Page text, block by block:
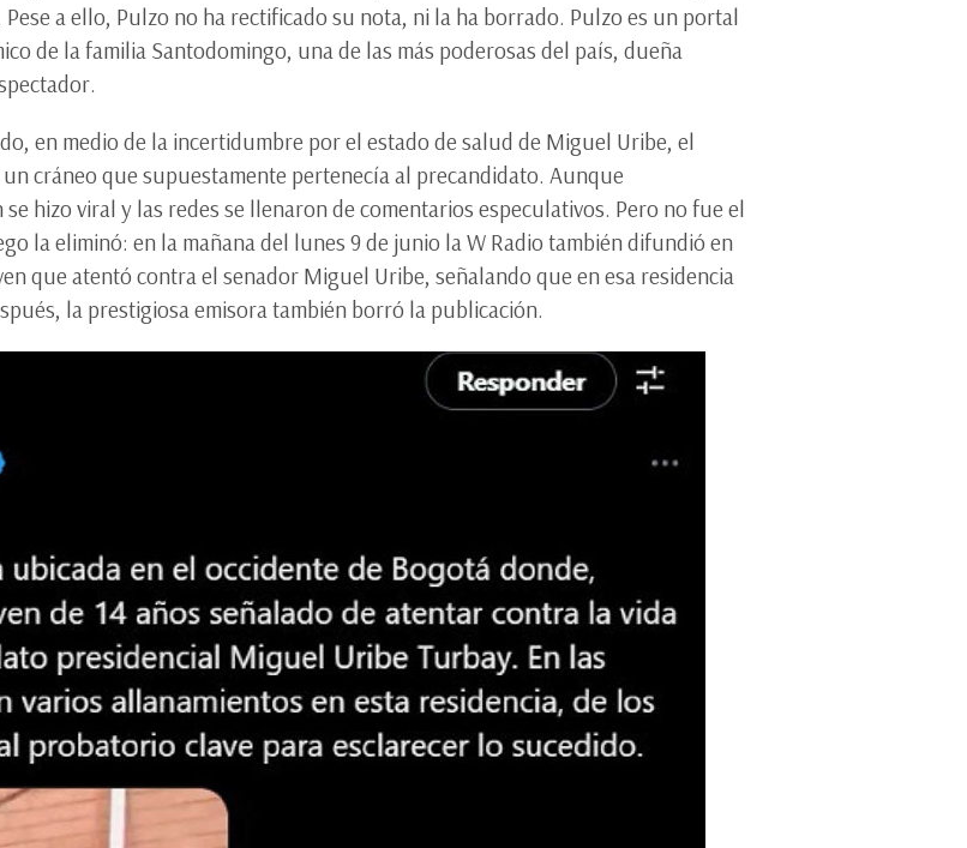
a ello, Pulzo no ha rectificado su nota, ni la ha borrado. Pulzo es un portal
de la familia Santodomingo, una de las más poderosas del país, dueña
en medio de la incertidumbre por el estado de salud de Miguel Uribe, el
cráneo que supuestamente pertenecía al precandidato. Aunque
hizo viral y las redes se llenaron de comentarios especulativos. Pero no fue el
la eliminó: en la mañana del lunes 9 de junio la W Radio también difundió en
que atentó contra el senador Miguel Uribe, señalando que en esa residencia
la prestigiosa emisora también borró la publicación.